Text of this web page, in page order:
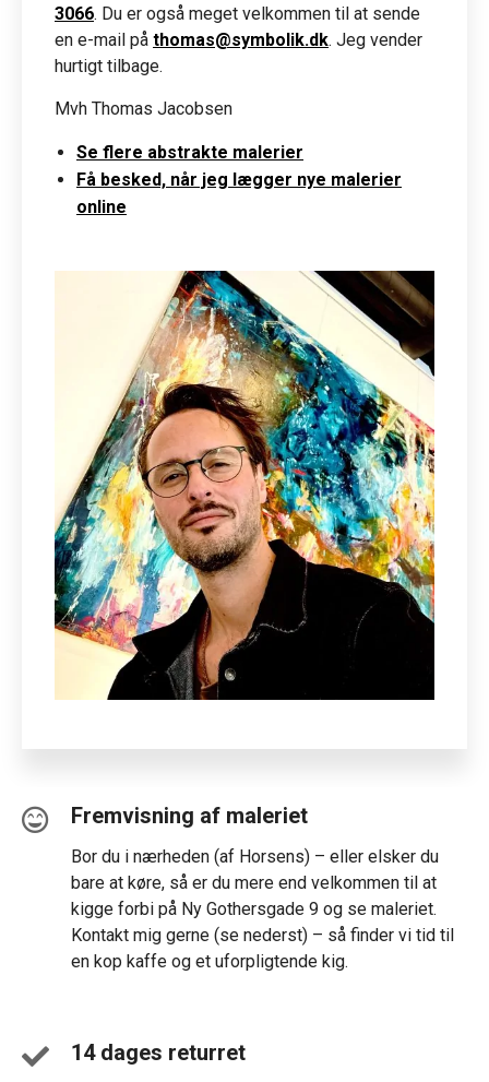
3066. Du er også meget velkommen til at sende
en e-mail på thomas@symbolik.dk. Jeg vender
hurtigt tilbage.
Mvh Thomas Jacobsen
Se flere abstrakte malerier
Få besked, når jeg lægger nye malerier
online
Fremvisning af maleriet
Bor du i nærheden (af Horsens) – eller elsker du
bare at køre, så er du mere end velkommen til at
kigge forbi på Ny Gothersgade 9 og se maleriet.
Kontakt mig gerne (se nederst) – så finder vi tid til
en kop kaffe og et uforpligtende kig.
14 dages returret